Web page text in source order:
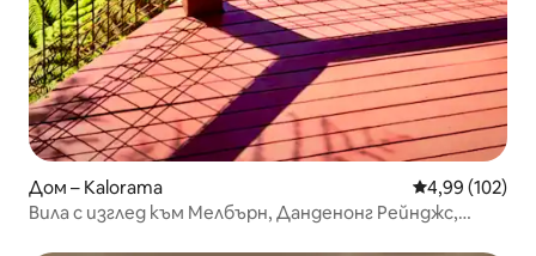
Дом – Kalorama Средна
4,99 (102)
Вила с изглед към Мелбърн, Данденонг Рейнджс,